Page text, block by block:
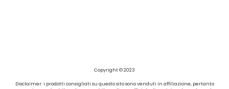
Copyright © 2023
Disclaimer: i prodotti consigliati su questo sito sono venduti in affiliazione, pertanto